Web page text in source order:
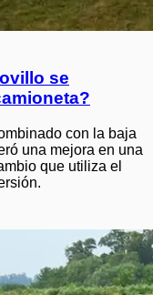
se
con la baja
una mejora en una
que utiliza el